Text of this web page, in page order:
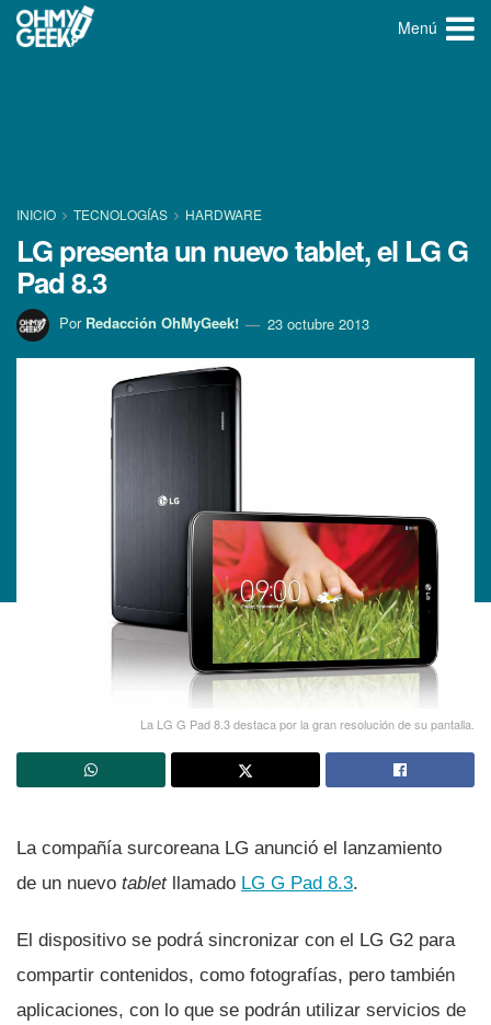
Menú
INICIO TECNOLOGÍ­AS HARDWARE
LG presenta un nuevo tablet, el LG G
Pad 8.3
Por Redacción OhMyGeek! 23 octubre 2013
La LG G Pad 8.3 destaca por la gran resolución de su pantalla.
La compañí­a surcoreana LG anunció el lanzamiento
de un nuevo tabletllamado LG G Pad 8.3.
El dispositivo se podrá sincronizar con el LG G2 para
compartir contenidos, como fotografí­as, pero también
aplicaciones, con lo que se podrán utilizar servicios de